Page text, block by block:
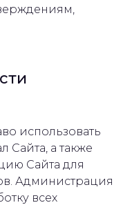
использовать
а также
Сайта для
Администрация
всех